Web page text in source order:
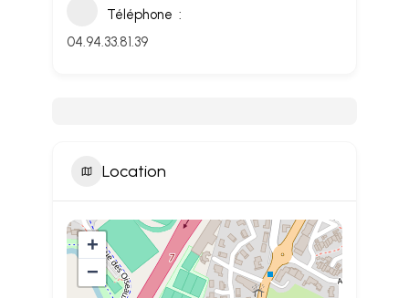
Téléphone
04.94.33.81.39
Location
+
−